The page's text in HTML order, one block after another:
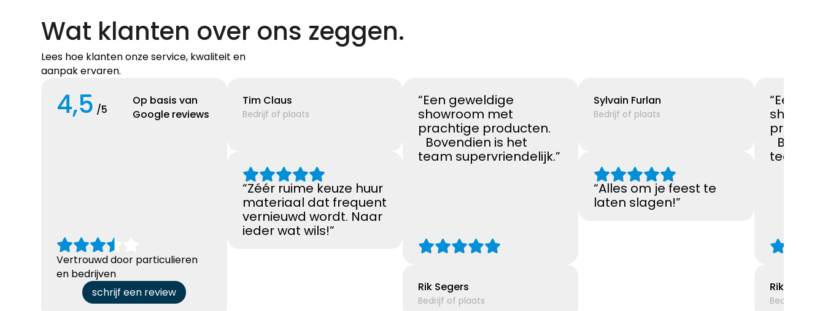
Wat klanten over ons zeggen.
Lees hoe klanten onze service, kwaliteit en
aanpak ervaren.
4,5 /5
Op basis van
Google reviews
Vertrouwd door particulieren
en bedrijven
schrijf een review
Tim Claus
Bedrijf of plaats
“Zéér ruime keuze huur
materiaal dat frequent
vernieuwd wordt. Naar
ieder wat wils!”
“Een geweldige
showroom met
prachtige producten.
Bovendien is het
team supervriendelijk.”
Rik Segers
Bedrijf of plaats
Sylvain Furlan
Bedrijf of plaats
“Alles om je feest te
laten slagen!”
“Een
team
Rik Segers
Bedrijf of